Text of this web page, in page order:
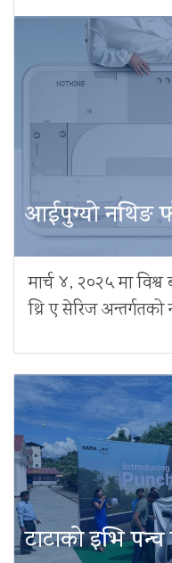
आईपुग्यो नथिङ
मार्च ४, २०२५ मा
थ्रि ए सेरिज
टाटाको इभि